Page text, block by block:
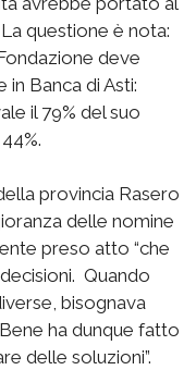
questione è nota:
deve
Banca di Asti:
il 79% del suo
provincia Rasero
delle nomine
preso atto “che
Quando
bisognava
ha dunque fatto
delle soluzioni”.